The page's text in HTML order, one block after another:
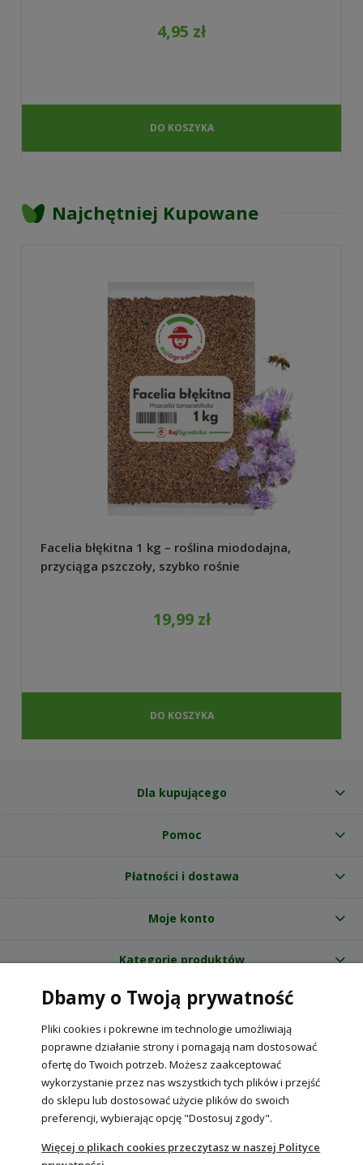
4,95 zł
DO KOSZYKA
Najchętniej Kupowane
Facelia błękitna 1 kg – roślina miododajna,
przyciąga pszczoły, szybko rośnie
19,99 zł
DO KOSZYKA
Dla kupującego
Pomoc
Płatności i dostawa
Moje konto
Kategorie produktów
O nas
Internetowy sklep ogrodniczy z nasionami RajOgrodnika.pl
NIP: 6090037061, REGON: 260240470 | Czarnca, ul. Tęczowa 31, 29-100
Włoszczowa
POKAŻ PEŁNĄ WERSJĘ STRONY
Dbamy o Twoją prywatność
Pliki cookies i pokrewne im technologie umożliwiają
poprawne działanie strony i pomagają nam dostosować
ofertę do Twoich potrzeb. Możesz zaakceptować
wykorzystanie przez nas wszystkich tych plików i przejść
do sklepu lub dostosować użycie plików do swoich
preferencji, wybierając opcję "Dostosuj zgody".
Więcej o plikach cookies przeczytasz w naszej Polityce